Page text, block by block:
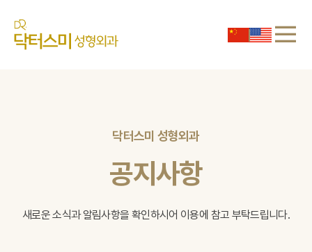
닥터스미 성형외과
공지사항
새로운 소식과 알림사항을 확인하시어 이용에 참고 부탁드립니다.